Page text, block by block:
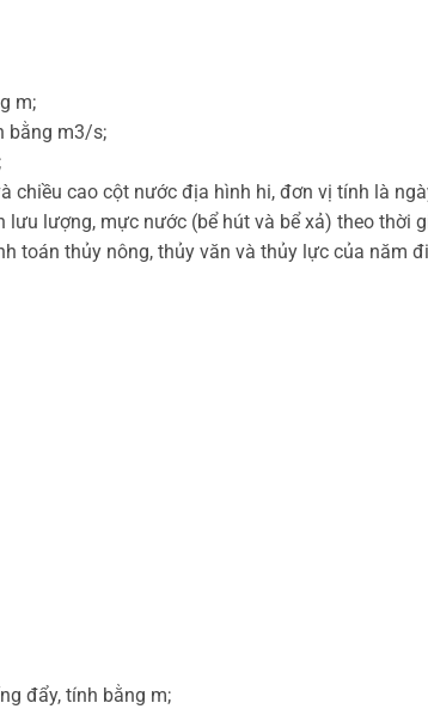
m;
bằng m3/s;
cao cột nước địa hình hi, đơn vị tính là
lưu lượng, mực nước (bể hút và bể xả) theo thời
toán thủy nông, thủy văn và thủy lực của năm
đẩy, tính bằng m;